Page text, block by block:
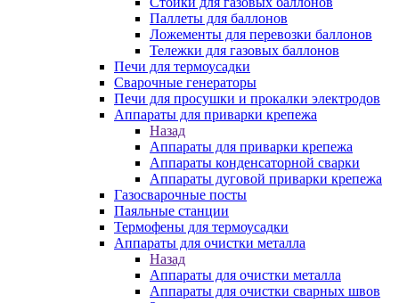
Паллеты для баллонов
Ложементы для перевозки баллонов
Тележки для газовых баллонов
Печи для термоусадки
Сварочные генераторы
Печи для просушки и прокалки электродов
Аппараты для приварки крепежа
Назад
Аппараты для приварки крепежа
Аппараты конденсаторной сварки
Аппараты дуговой приварки крепежа
Газосварочные посты
Паяльные станции
Термофены для термоусадки
Аппараты для очистки металла
Назад
Аппараты для очистки металла
Аппараты для очистки сварных швов